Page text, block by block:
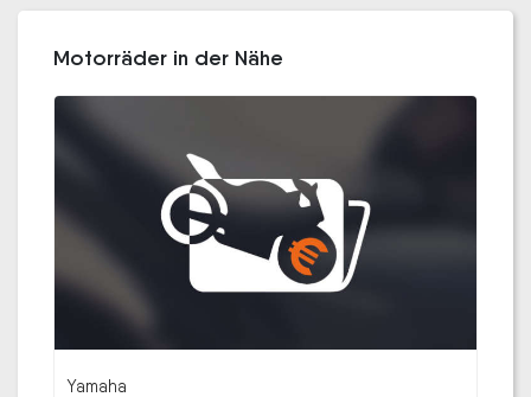
Motorräder in der Nähe
Yamaha